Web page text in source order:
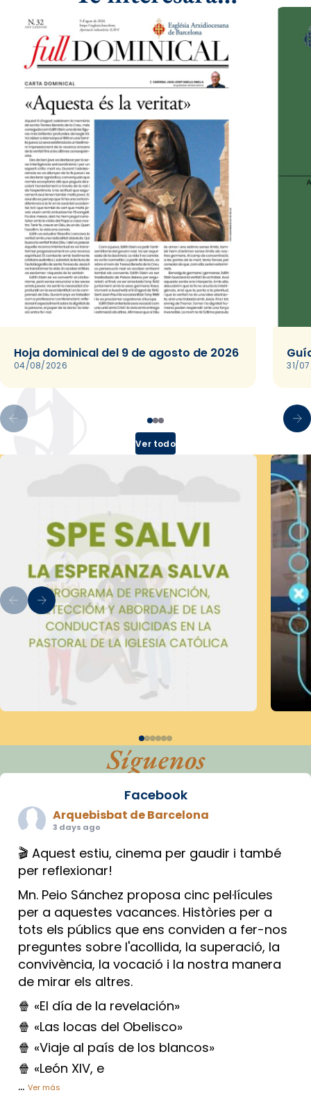
Hoja dominical del 9 de agosto de 2026
04/08/2026 31/
Ver todo
Síguenos
Facebook
Arquebisbat de Barcelona
3 days ago
🎬 Aquest estiu, cinema per gaudir i també
per reflexionar!
Mn. Peio Sánchez proposa cinc pel·lícules
per a aquestes vacances. Històries per a
tots els públics que ens conviden a fer-nos
preguntes sobre l'acollida, la superació, la
convivència, la vocació i la nostra manera
de mirar els altres.
🍿 «El día de la revelación»
🍿 «Las locas del Obelisco»
🍿 «Viaje al país de los blancos»
🍿 «León XIV, e
... Ver más